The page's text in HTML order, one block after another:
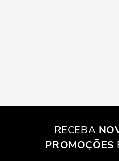
RECEBA
PROMOÇÕES